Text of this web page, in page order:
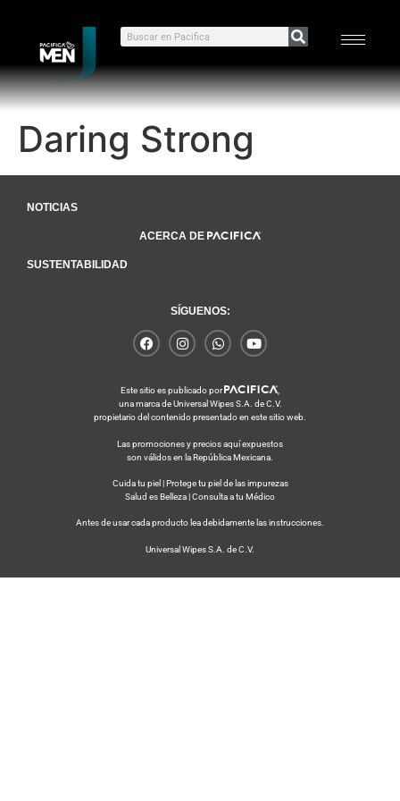
Daring Strong
NOTICIAS
ACERCA DE
SUSTENTABILIDAD
SÍGUENOS:
Este sitio es publicado por
,
una marca de Universal Wipes S.A. de C.V.
propietario del contenido presentado en este sitio web.
Las promociones y precios aquí expuestos
son válidos en la República Mexicana.
Cuida tu piel | Protege tu piel de las impurezas
Salud es Belleza | Consulta a tu Médico
Antes de usar cada producto lea debidamente las instrucciones.
Universal Wipes S.A. de C.V.